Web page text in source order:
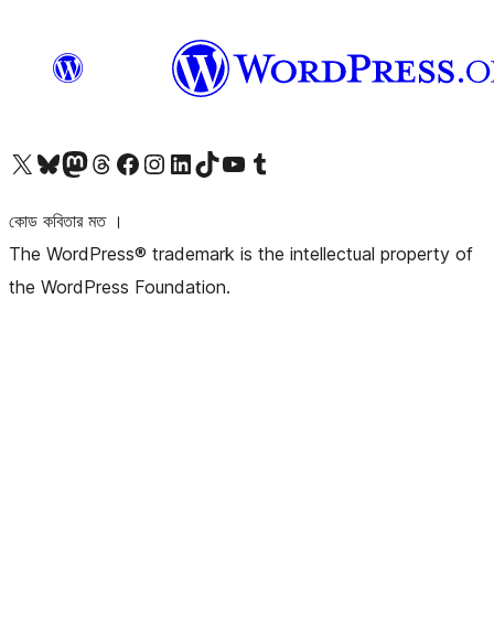
আমাদের X (আগের টুইটার) অ্যাকাউন্টে যানআমাদের Bluesky অ্যাকাউন্টটি দেখুনআমাদের মাস্টোডন অ্যাকাউন্টটি দেখুনআমাদের থ্রেডস অ্যাকাউন্টটি দেখুনআমাদের ফেসবুক পেজ দেখুনআমাদের ইন্সটাগ্রাম অ্যাকাউন্ট দেখুনআমাদের লিঙ্কডইন অ্যাকাউন্টে যানআমাদের TikTok অ্যাকাউন্টটি দেখুনআমাদের ইউটিউব চ্যানেলে যান আমাদের টাম্বলার অ্যাকাউন্ট দেখুন
কোড কবিতার মত ।
The WordPress® trademark is the intellectual property of
the WordPress Foundation.